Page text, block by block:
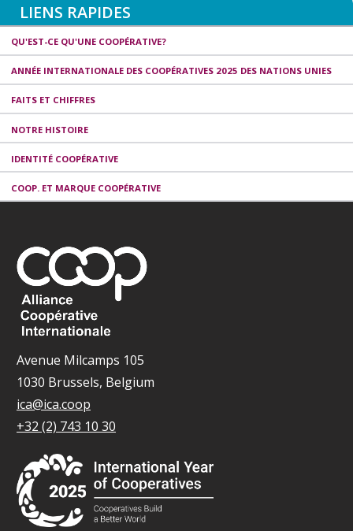
LIENS RAPIDES
QU'EST-CE QU'UNE COOPÉRATIVE?
ANNÉE INTERNATIONALE DES COOPÉRATIVES 2025 DES NATIONS UNIES
FAITS ET CHIFFRES
NOTRE HISTOIRE
IDENTITÉ COOPÉRATIVE
COOP. ET MARQUE COOPÉRATIVE
Avenue Milcamps 105
1030 Brussels, Belgium
ica@ica.coop
+32 (2) 743 10 30